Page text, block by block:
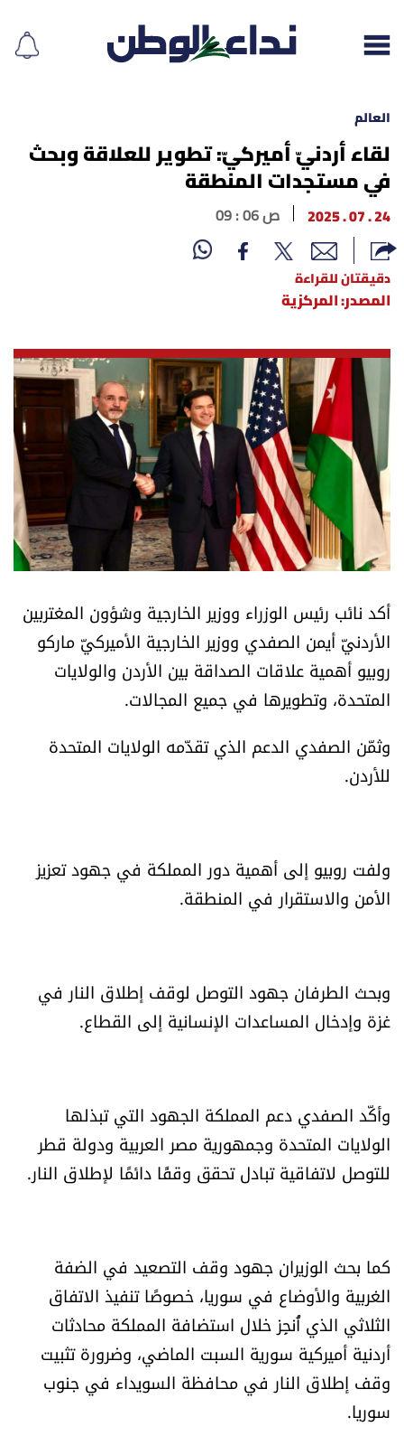
إقرأ الجريدة
لبنان
الغلاف
محليات
أسرار
متفرقات
نداء القرّاء
خاص الموقع
كتّابنا
تحت المجهر
اقتصاد
الصحافة الإسرائيلية
فصل من كتاب
اقرأ تضحك
سجالات
صحّة وصحن
منوّعات
حظّك اليوم
للتاريخ
العالم
لقاء أردنيّ أميركيّ: تطوير للعلاقة وبحث
في مستجدات المنطقة
24 . 07 . 2025 09 : 06 ص
دقيقتان للقراءة
المصدر: المركزية
أكد نائب رئيس الوزراء ووزير الخارجية وشؤون المغتربين
الأردنيّ أيمن الصفدي ووزير الخارجية الأميركيّ ماركو
روبيو أهمية علاقات الصداقة بين الأردن والولايات
المتحدة، وتطويرها في جميع المجالات.
وثمّن الصفدي الدعم الذي تقدّمه الولايات المتحدة
للأردن.
ولفت روبيو إلى أهمية دور المملكة في جهود تعزيز
الأمن والاستقرار في المنطقة.
وبحث الطرفان جهود التوصل لوقف إطلاق النار في
غزة وإدخال المساعدات الإنسانية إلى القطاع.
وأكّد الصفدي دعم المملكة الجهود التي تبذلها
الولايات المتحدة وجمهورية مصر العربية ودولة قطر
للتوصل لاتفاقية تبادل تحقق وقفًا دائمًا لإطلاق النار.
كما بحث الوزيران جهود وقف التصعيد في الضفة
الغربية والأوضاع في سوريا، خصوصًا تنفيذ الاتفاق
الثلاثي الذي أُنجِز خلال استضافة المملكة محادثات
أردنية أميركية سورية السبت الماضي، وضرورة تثبيت
وقف إطلاق النار في محافظة السويداء في جنوب
سوريا.